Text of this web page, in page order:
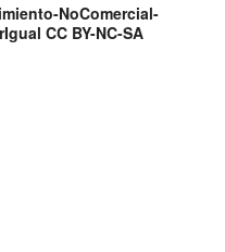
NoComercial-
CC BY-NC-SA